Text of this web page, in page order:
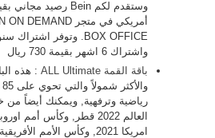
واشتراك 6 اشهر بقيمة 730 ريال
باقة القمة ALL Ultimate
: هذه
رياضية وترفهية, ويمكنك أيضاً من